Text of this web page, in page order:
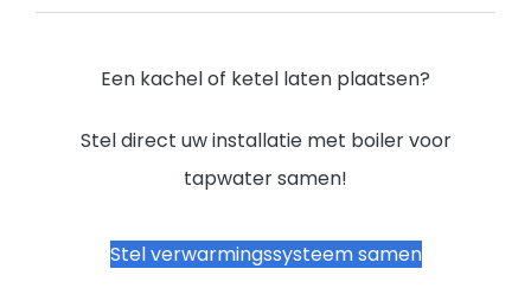
Een kachel of ketel laten plaatsen?
Stel direct uw installatie met boiler voor
tapwater samen!
Stel verwarmingssysteem samen